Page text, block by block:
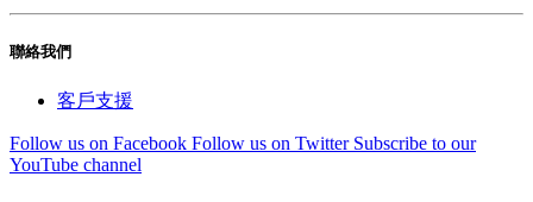
聯絡我們
客戶支援
Follow us on Facebook Follow us on Twitter Subscribe to our
YouTube channel